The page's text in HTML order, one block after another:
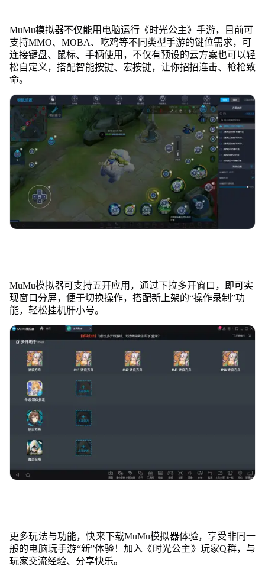
MuMu模拟器不仅能用电脑运行《时光公主》手游，目前可
支持MMO、MOBA、吃鸡等不同类型手游的键位需求，可
连接键盘、鼠标、手柄使用，不仅有预设的云方案也可以轻
松自定义，搭配智能按键、宏按键，让你招招连击、枪枪致
命。
MuMu模拟器可支持五开应用，通过下拉多开窗口，即可实
现窗口分屏，便于切换操作，搭配新上架的“操作录制”功
能，轻松挂机肝小号。
更多玩法与功能，快来下载MuMu模拟器体验，享受非同一
般的电脑玩手游“新”体验！加入《时光公主》玩家Q群，与
玩家交流经验、分享快乐。